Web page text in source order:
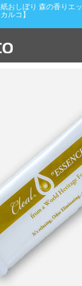
紙おしぼり 森の香りエ
カルコ】